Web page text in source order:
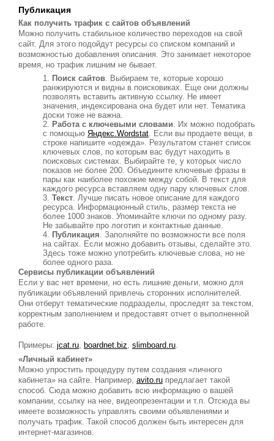
Публикация
Как получить трафик с сайтов объявлений
Можно получить стабильное количество переходов на свой
сайт. Для этого подойдут ресурсы со списком компаний и
возможностью добавления описания. Это занимает некоторое
время, но трафик лишним не бывает.
Поиск сайтов. Выбираем те, которые хорошо
ранжируются и видны в поисковиках. Еще они должны
позволять вставить активную ссылку. Не имеет
значения, индексирована она будет или нет. Тематика
доски тоже не важна.
Работа с ключевыми словами. Их можно подобрать
с помощью Яндекс.Wordstat. Если вы продаете вещи, в
строке напишите «одежда». Результатом станет список
ключевых слов, по которым вас будут находить в
поисковых системах. Выбирайте те, у которых число
показов не более 200. Объедините ключевые фразы в
пары как наиболее похожие между собой. В текст для
каждого ресурса вставляем одну пару ключевых слов.
Текст. Лучше писать новое описание для каждого
ресурса. Информационный стиль, размер текста не
более 1000 знаков. Упоминайте ключи по одному разу.
Не забывайте про логотип и контактные данные.
Публикация. Заполняйте по возможности все поля
на сайтах. Если можно добавить отзывы, сделайте это.
Здесь тоже можно употребить ключевые слова, но не
более одного раза.
Сервисы публикации объявлений
Если у вас нет времени, но есть лишние деньги, можно для
публикации объявлений привлечь сторонних исполнителей.
Они отберут тематические подразделы, проследят за текстом,
корректным заполнением и предоставят отчет о выполненной
работе.
Примеры: jcat.ru, boardnet.biz, slimboard.ru.
«Личный кабинет»
Можно упростить процедуру путем создания «личного
кабинета» на сайте. Например, avito.ru предлагает такой
способ. Сюда можно добавить всю информацию о вашей
компании, ссылку на нее, видеопрезентации и т.п. Отсюда вы
имеете возможность управлять своими объявлениями и
получать трафик. Такой способ должен быть интересен для
интернет-магазинов.